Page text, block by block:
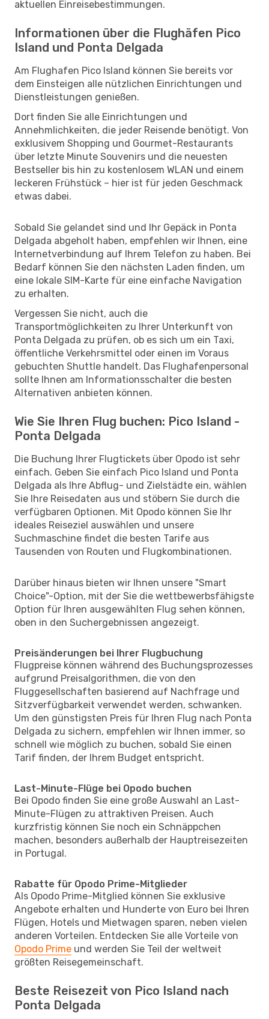
aktuellen Einreisebestimmungen.
Informationen über die Flughäfen Pico
Island und Ponta Delgada
Am Flughafen Pico Island können Sie bereits vor
dem Einsteigen alle nützlichen Einrichtungen und
Dienstleistungen genießen.
Dort finden Sie alle Einrichtungen und
Annehmlichkeiten, die jeder Reisende benötigt. Von
exklusivem Shopping und Gourmet-Restaurants
über letzte Minute Souvenirs und die neuesten
Bestseller bis hin zu kostenlosem WLAN und einem
leckeren Frühstück – hier ist für jeden Geschmack
etwas dabei.
Sobald Sie gelandet sind und Ihr Gepäck in Ponta
Delgada abgeholt haben, empfehlen wir Ihnen, eine
Internetverbindung auf Ihrem Telefon zu haben. Bei
Bedarf können Sie den nächsten Laden finden, um
eine lokale SIM-Karte für eine einfache Navigation
zu erhalten.
Vergessen Sie nicht, auch die
Transportmöglichkeiten zu Ihrer Unterkunft von
Ponta Delgada zu prüfen, ob es sich um ein Taxi,
öffentliche Verkehrsmittel oder einen im Voraus
gebuchten Shuttle handelt. Das Flughafenpersonal
sollte Ihnen am Informationsschalter die besten
Alternativen anbieten können.
Wie Sie Ihren Flug buchen: Pico Island -
Ponta Delgada
Die Buchung Ihrer Flugtickets über Opodo ist sehr
einfach. Geben Sie einfach Pico Island und Ponta
Delgada als Ihre Abflug- und Zielstädte ein, wählen
Sie Ihre Reisedaten aus und stöbern Sie durch die
verfügbaren Optionen. Mit Opodo können Sie Ihr
ideales Reiseziel auswählen und unsere
Suchmaschine findet die besten Tarife aus
Tausenden von Routen und Flugkombinationen.
Darüber hinaus bieten wir Ihnen unsere "Smart
Choice"-Option, mit der Sie die wettbewerbsfähigste
Option für Ihren ausgewählten Flug sehen können,
oben in den Suchergebnissen angezeigt.
Preisänderungen bei Ihrer Flugbuchung
Flugpreise können während des Buchungsprozesses
aufgrund Preisalgorithmen, die von den
Fluggesellschaften basierend auf Nachfrage und
Sitzverfügbarkeit verwendet werden, schwanken.
Um den günstigsten Preis für Ihren Flug nach Ponta
Delgada zu sichern, empfehlen wir Ihnen immer, so
schnell wie möglich zu buchen, sobald Sie einen
Tarif finden, der Ihrem Budget entspricht.
Last-Minute-Flüge bei Opodo buchen
Bei Opodo finden Sie eine große Auswahl an Last-
Minute-Flügen zu attraktiven Preisen. Auch
kurzfristig können Sie noch ein Schnäppchen
machen, besonders außerhalb der Hauptreisezeiten
in Portugal.
Rabatte für Opodo Prime-Mitglieder
Als Opodo Prime-Mitglied können Sie exklusive
Angebote erhalten und Hunderte von Euro bei Ihren
Flügen, Hotels und Mietwagen sparen, neben vielen
anderen Vorteilen. Entdecken Sie alle Vorteile von
Opodo Prime und werden Sie Teil der weltweit
größten Reisegemeinschaft.
Beste Reisezeit von Pico Island nach
Ponta Delgada